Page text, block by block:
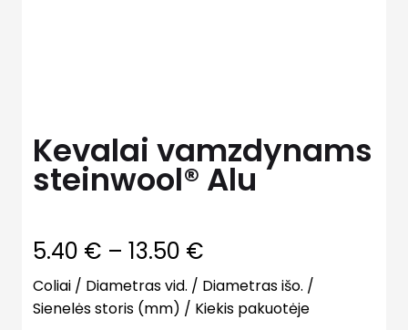
Kevalai vamzdynams
steinwool® Alu
5.40 € – 13.50 €
range:
5.40 €
Coliai / Diametras vid. / Diametras išo. /
Sienelės storis (mm) / Kiekis pakuotėje